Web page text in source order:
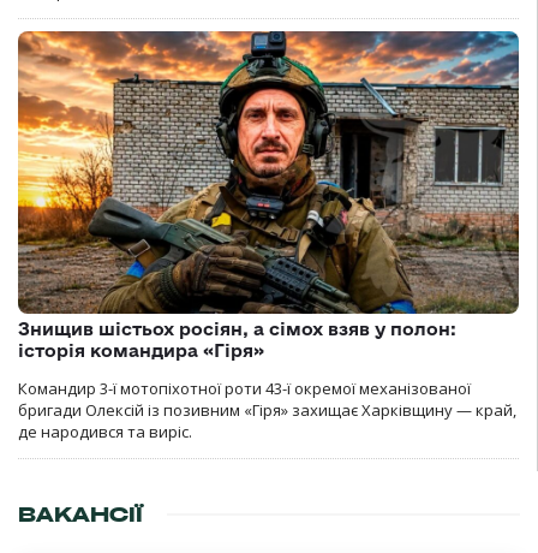
Знищив шістьох росіян, а сімох взяв у полон:
історія командира «Гіря»
Командир 3-ї мотопіхотної роти 43-ї окремої механізованої
бригади Олексій із позивним «Гіря» захищає Харківщину — край,
де народився та виріс.
ВАКАНСІЇ